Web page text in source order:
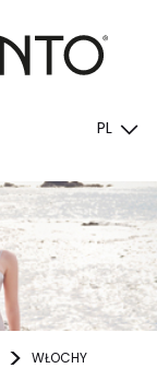
PL
WŁOCHY